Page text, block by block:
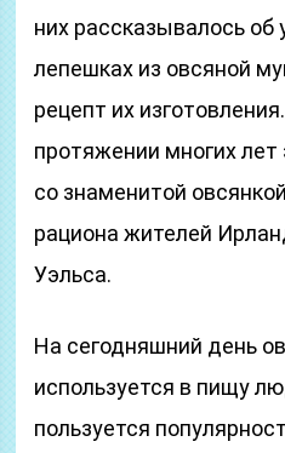
них рассказывалось об
лепешках из овсяной
рецепт их
протяжении многих
со знаменитой
рациона жителей
Уэльса.
На сегодняшний день
используется в пищу
пользуется